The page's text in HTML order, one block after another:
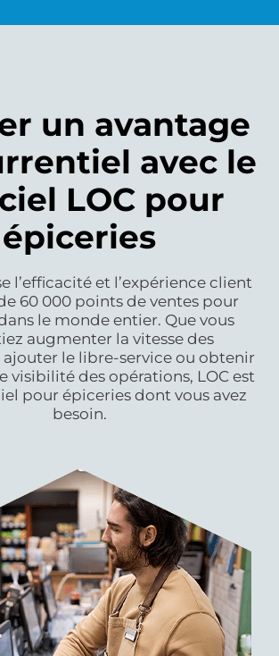
un avantage
avec le
LOC pour
épiceries
l’efficacité et l’expérience client
60 000 points de ventes pour
le monde entier. Que vous
augmenter la vitesse des
ajouter le libre-service ou obtenir
visibilité des opérations, LOC est
pour épiceries dont vous avez
besoin.